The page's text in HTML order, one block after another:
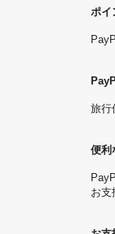
ポイ
旅行
便利
お支